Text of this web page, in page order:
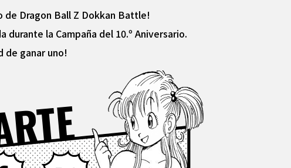
de Dragon Ball Z Dokkan Battle!
la Campaña del 10.º Aniversario.
de ganar uno!
Facebook X